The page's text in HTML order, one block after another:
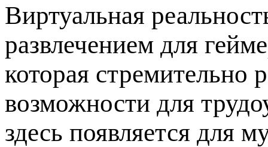
Виртуальная
развлечением для
которая стремительно
возможности для
здесь появляется для